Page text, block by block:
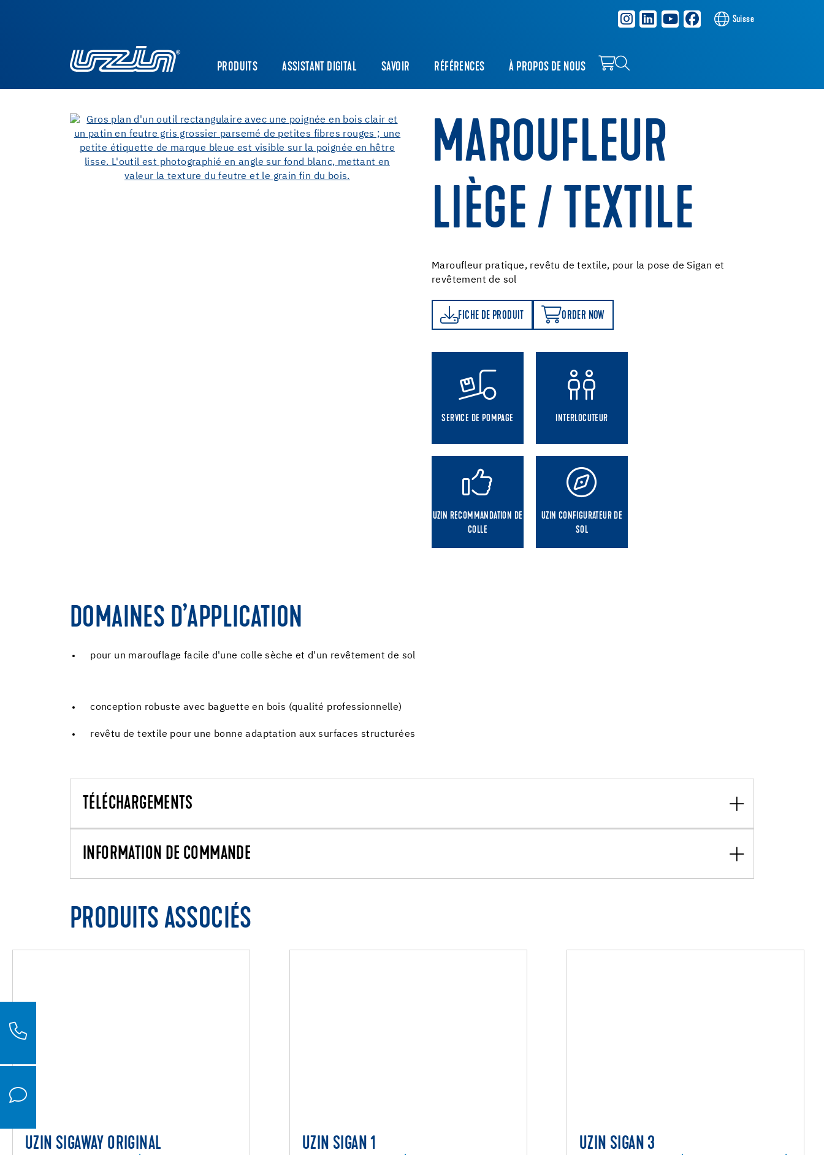
Suisse
PRODUITS ASSISTANT DIGITAL SAVOIR RÉFÉRENCES À PROPOS DE NOUS
MAROUFLEUR
LIÈGE / TEXTILE
Maroufleur pratique, revêtu de textile, pour la pose de Sigan et
revêtement de sol
FICHE DE PRODUIT ORDER NOW
ORDER NOW
SERVICE DE POMPAGE INTERLOCUTEUR
UZIN RECOMMANDATION DE
COLLE
UZIN CONFIGURATEUR DE
SOL
DOMAINES D’APPLICATION
pour un marouflage facile d'une colle sèche et d'un revêtement de sol
conception robuste avec baguette en bois (qualité professionnelle)
revêtu de textile pour une bonne adaptation aux surfaces structurées
TÉLÉCHARGEMENTS
INFORMATION DE COMMANDE
PRODUITS ASSOCIÉS
UZIN SIGAWAY ORIGINAL UZIN SIGAN 1 UZIN SIGAN 3